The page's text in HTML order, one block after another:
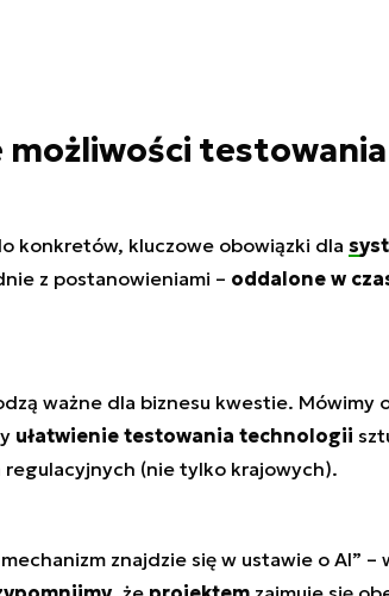
możliwości
konkretów, kluczowe obowiązki dla
z postanowieniami – oddalone w
ważne dla biznesu kwestie. Mówimy
ułatwienie testowania technologii
regulacyjnych (nie tylko krajowych).
znajdzie się w ustawie o AI” –